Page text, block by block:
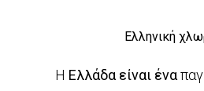
Ελληνική
Η Ελλάδα είναι ένα